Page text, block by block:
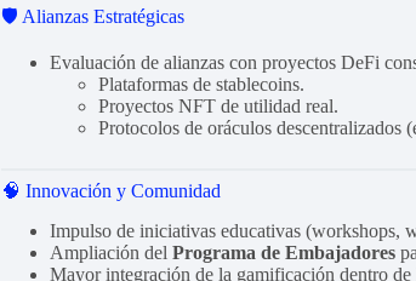
🛡️ Alianzas Estratégicas
Evaluación de alianzas con proyectos DeFi
Plataformas de stablecoins.
Proyectos NFT de utilidad real.
Protocolos de oráculos descentralizados
🧠 Innovación y Comunidad
Impulso de iniciativas educativas (workshops,
Ampliación delPrograma de Embajadores
Mayor integración de la gamificación dentro